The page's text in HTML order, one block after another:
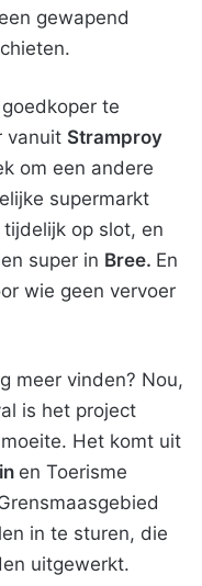
gewapend
te
vanuit Stramproy
om een andere
supermarkt
op slot, en
super in Bree. En
wie geen vervoer
meer vinden? Nou,
is het project
Het komt uit
en Toerisme
in te sturen, die
uitgewerkt.